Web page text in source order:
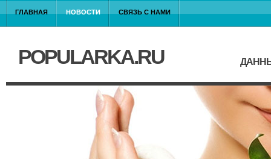
ГЛАВНАЯ НОВОСТИ СВЯЗЬ С НАМИ
POPULARKA.RU